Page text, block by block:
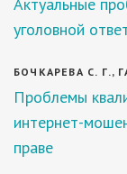
уголовной
БОЧКАРЕВА С. Г.,
Проблемы
интернет-
праве